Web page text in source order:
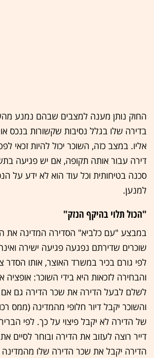
החוק נותן מענה למצבים שבהם נמנע
בדירה שלו בגלל נסיבות שקשורות בנכס
אליו. במצב כזה, השוכר יכול להיות זכאי
דירה עבור אותה תקופה, אם יש פגיעה
סכנה בטיחותית וכל עוד הוא לא ידע על
למנען.
"הכול תלוי בהיקף הנזק"
במבצע "עם כלביא" הסדירה המדינה את
שוכרים שדירתם נפגעה פגיעה ישירה
לפי גורם בכיר במשרד האוצר, אותו הסדר
והבחירה לזכאות היא בידי השוכר:
לשלם לבעל הדירה את שכר הדירה גם אם
והשוכר יקבל דיור חלופי מהמדינה (ממס
של הדירה לא יקבל פיצוי על כך. לפי
דייר רוצה לעזוב את הדירה ובוחר לסיים
הדירה יקבל את שכר הדירה שלו מהמדינה